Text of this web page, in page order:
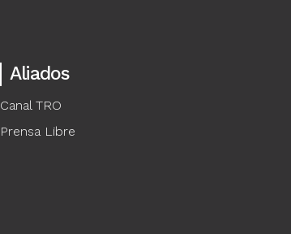
Aliados
Canal TRO
Prensa Libre